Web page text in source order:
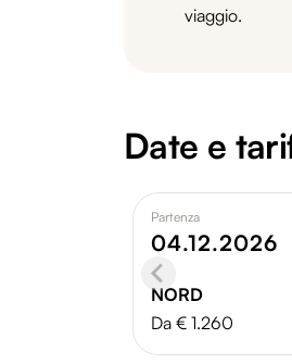
viaggio.
Date e
Partenza
04.12.2026
NORD
Da € 1.260